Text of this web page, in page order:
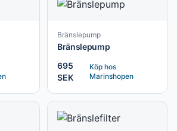
Bränslepump
Bränslepump
695
SEK
Köp hos
Marinshopen